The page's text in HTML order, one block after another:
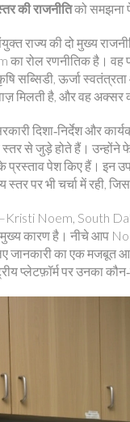
की राजनीतिको समझना
राज्य की दो मुख्य
रोल रणनीतिक है। वह
सब्सिडी, ऊर्जा
मिलती है, और वह अक्सर
दिशा‑निर्देश और
से जुड़े होते हैं। उन्होंने
पेश किए हैं। इन
स्तर पर भी चर्चा में
Noem, South
कारण है। नीचे आप
जानकारी का एक मजबूत
प्लेटफ़ॉर्म पर उनका